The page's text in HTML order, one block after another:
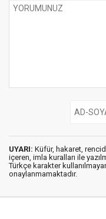
UYARI: Küfür, hakaret,
içeren, imla kuralları ile
Türkçe karakter
onaylanmamaktadır.